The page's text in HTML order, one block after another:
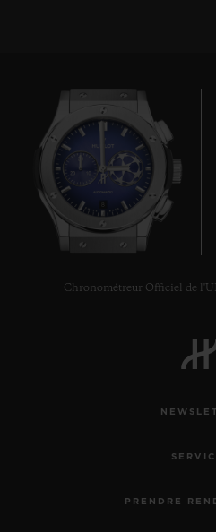
Chronométreur Officiel de
PRENDRE